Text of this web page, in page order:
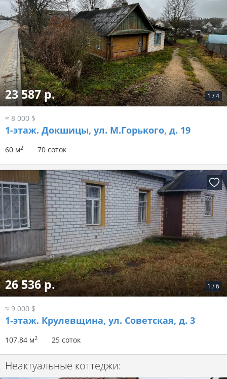
1 /4
23 587 р.
≈ 8 000 $
1-этаж. Докшицы, ул. М.Горького, д. 19
60 м2 70 соток
1 /6
26 536 р.
≈ 9 000 $
1-этаж. Крулевщина, ул. Советская, д. 3
107.84 м2 25 соток
Неактуальные коттеджи: